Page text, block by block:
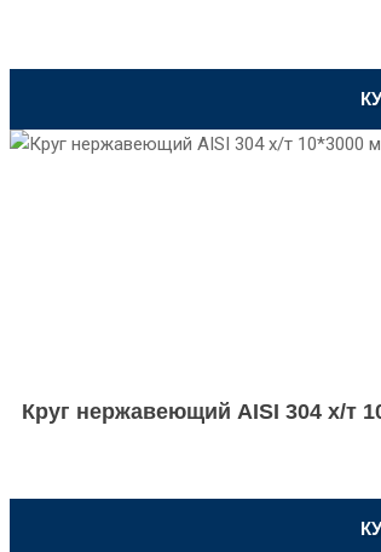
Круг нержавеющий AISI 304 х/т